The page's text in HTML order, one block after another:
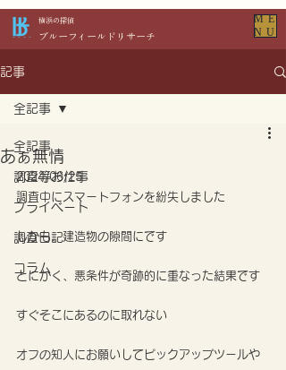
​横浜の探偵
​ブルーフィールドリサーチ
ME
NU
記事
全記事
調査等お仕事
プライベート
調査日記
コラム
全記事
あぁ無情
2024/06/25
調査中にスマートフォンを紛失しました
しかも、建造物の隙間にです
とにかく、悪条件が奇跡的に重なった結果です
すぐそこにあるのに取れない
オフの知人にお願いしてピックアップツールや